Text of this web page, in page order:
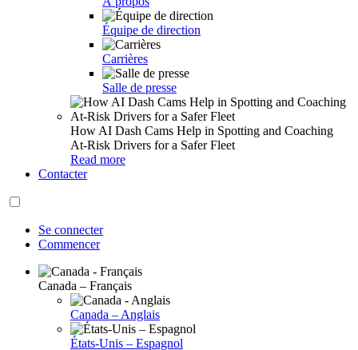
Équipe de direction
Carrières
Salle de presse
How AI Dash Cams Help in Spotting and Coaching
At-Risk Drivers for a Safer Fleet
Read more
Contacter
Se connecter
Commencer
Canada – Français
Canada – Anglais
États-Unis – Espagnol